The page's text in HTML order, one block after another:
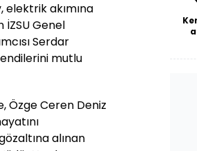
elektrik akımına
İZSU Genel
Serdar
mutlu
Özge Ceren Deniz
alınan